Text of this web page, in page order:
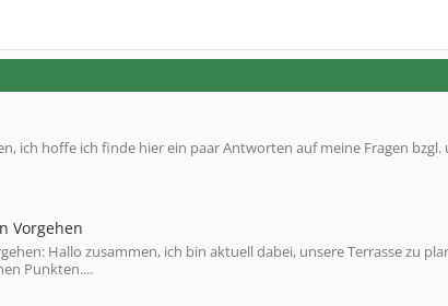
ich hoffe ich finde hier ein paar Antworten auf meine Fragen bzgl.
Vorgehen
Hallo zusammen, ich bin aktuell dabei, unsere Terrasse zu
Punkten....